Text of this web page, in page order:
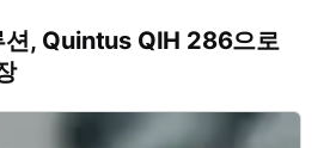
션, Quintus QIH 286으로